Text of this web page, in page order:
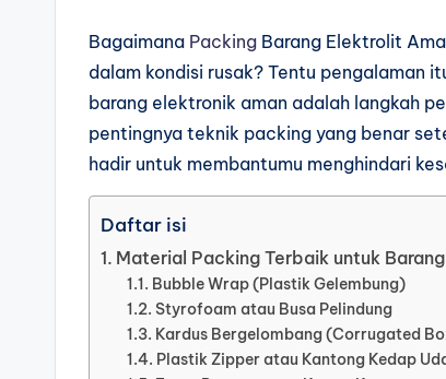
Bagaimana Packing Barang Elektrolit
dalam kondisi rusak? Tentu pengalaman
barang elektronik aman adalah langkah
pentingnya teknik packing yang benar
hadir untuk membantumu menghindari
Daftar isi
Material Packing Terbaik untuk
Bubble Wrap (Plastik Gelembung)
Styrofoam atau Busa Pelindung
Kardus Bergelombang (Corrugated
Plastik Zipper atau Kantong Kedap